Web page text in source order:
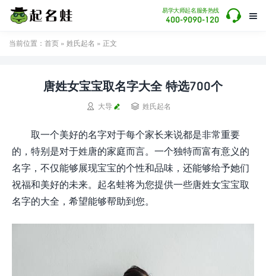

易学大师起名服务热线
400-9090-120 
当前位置： 首页 » 姓氏起名 » 正文
唐姓女宝宝取名字大全 特选700个
 大导  姓氏起名
取一个美好的名字对于每个家长来说都是非常重要
的，特别是对于姓唐的家庭而言。一个独特而富有意义的
名字，不仅能够展现宝宝的个性和品味，还能够给予她们
祝福和美好的未来。起名蛙将为您提供一些唐姓女宝宝取
名字的大全，希望能够帮助到您。